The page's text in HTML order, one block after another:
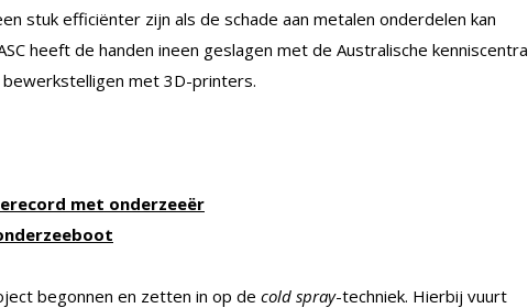
stuk efficiënter zijn als de schade aan metalen onderdelen kan
heeft de handen ineen geslagen met de Australische kenniscentra
met 3D-printers.
met onderzeeër
begonnen en zetten in op de cold spray-techniek. Hierbij vuurt